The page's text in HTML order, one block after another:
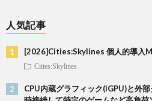
人気記事
[2026]Cities:Skylines 個人的導入
Cities:Skylines
CPU内蔵グラフィック(iGPU)と外